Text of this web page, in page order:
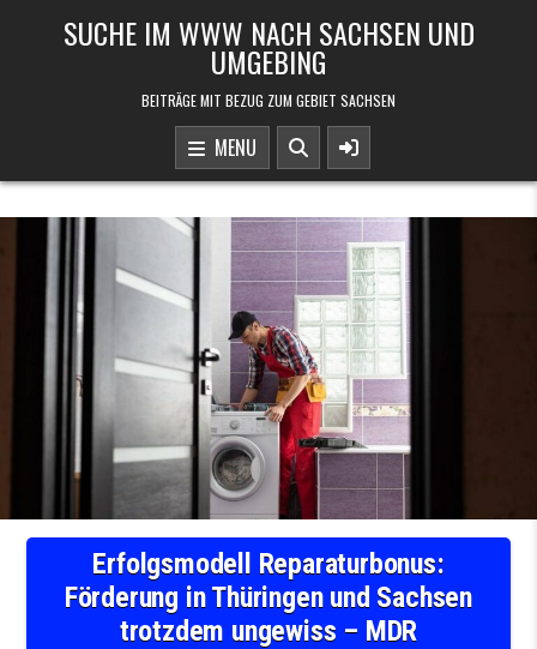
SUCHE IM WWW NACH SACHSEN UND
UMGEBING
BEITRÄGE MIT BEZUG ZUM GEBIET SACHSEN
MENU
Erfolgsmodell Reparaturbonus:
Förderung in Thüringen und Sachsen
trotzdem ungewiss – MDR